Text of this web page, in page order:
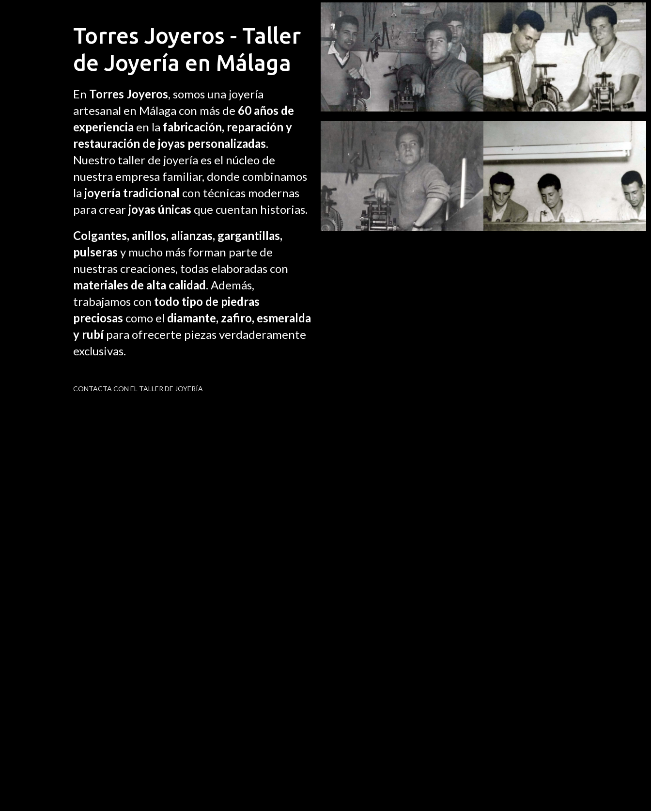
Torres Joyeros - Taller
de Joyería en Málaga
En Torres Joyeros, somos una joyería
artesanal en Málaga con más de 60 años de
experiencia en la fabricación, reparación y
restauración de joyas personalizadas.
Nuestro taller de joyería es el núcleo de
nuestra empresa familiar, donde combinamos
la joyería tradicional con técnicas modernas
para crear joyas únicas que cuentan historias.
Colgantes, anillos, alianzas, gargantillas,
pulseras y mucho más forman parte de
nuestras creaciones, todas elaboradas con
materiales de alta calidad. Además,
trabajamos con todo tipo de piedras
preciosas como el diamante, zafiro, esmeralda
y rubípara ofrecerte piezas verdaderamente
exclusivas.
CONTACTA CON EL TALLER DE JOYERÍA